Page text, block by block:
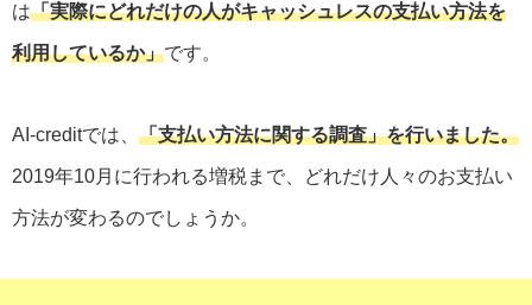
は「実際にどれだけの人がキャッシュレスの支払い方法を
利用しているか」です。
AI-creditでは、 「支払い方法に関する調査」を行いました。
2019年10月に行われる増税まで、どれだけ人々のお支払い
方法が変わるのでしょうか。